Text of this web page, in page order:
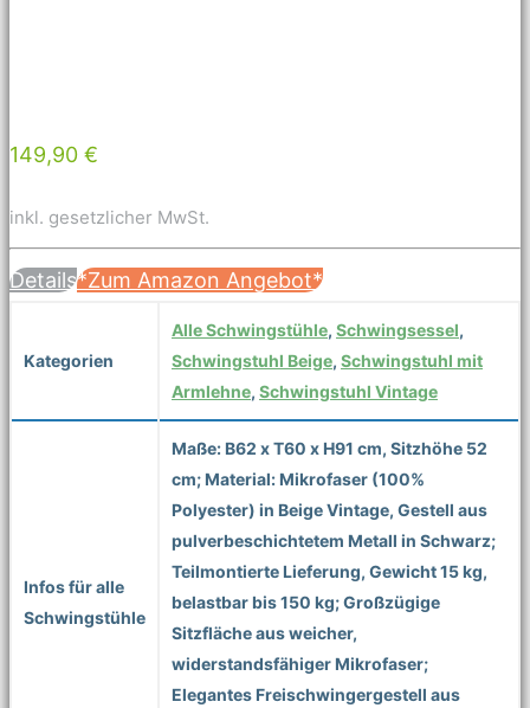
149,90 €
inkl. gesetzlicher MwSt.
Details*Zum Amazon Angebot*
Kategorien
Alle Schwingstühle, Schwingsessel,
Schwingstuhl Beige, Schwingstuhl mit
Armlehne, Schwingstuhl Vintage
Infos für alle
Schwingstühle
Maße: B62 x T60 x H91 cm, Sitzhöhe 52
cm; Material: Mikrofaser (100%
Polyester) in Beige Vintage, Gestell aus
pulverbeschichtetem Metall in Schwarz;
Teilmontierte Lieferung, Gewicht 15 kg,
belastbar bis 150 kg; Großzügige
Sitzfläche aus weicher,
widerstandsfähiger Mikrofaser;
Elegantes Freischwingergestell aus